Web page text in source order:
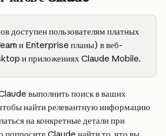
доступен пользователям платных
и Enterprise планы) в веб-
и приложениях Claude Mobile.
выполнить поиск в ваших
найти релевантную информацию
на конкретные детали при